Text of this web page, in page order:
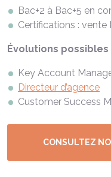
Bac+2 à Bac+5 en
Certifications : vente
Évolutions possibles
Key Account
Directeur d’agence
Customer Success
CONSULTEZ